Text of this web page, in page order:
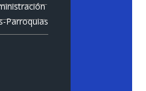
Parroquias